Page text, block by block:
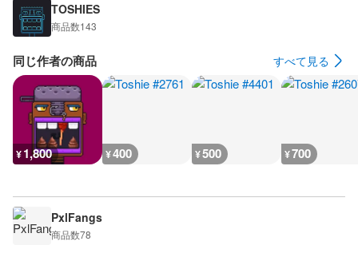
TOSHIES
商品数143
同じ作者の商品 すべて見る
¥1,800 ¥400 ¥500 ¥700
PxlFangs
商品数78